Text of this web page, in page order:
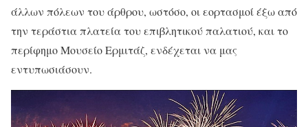
άλλων πόλεων του άρθρου, ωστόσο, οι εορτασμοί έξω από
την τεράστια πλατεία του επιβλητικού παλατιού, και το
περίφημο Μουσείο Ερμιτάζ, ενδέχεται να μας
εντυπωσιάσουν.